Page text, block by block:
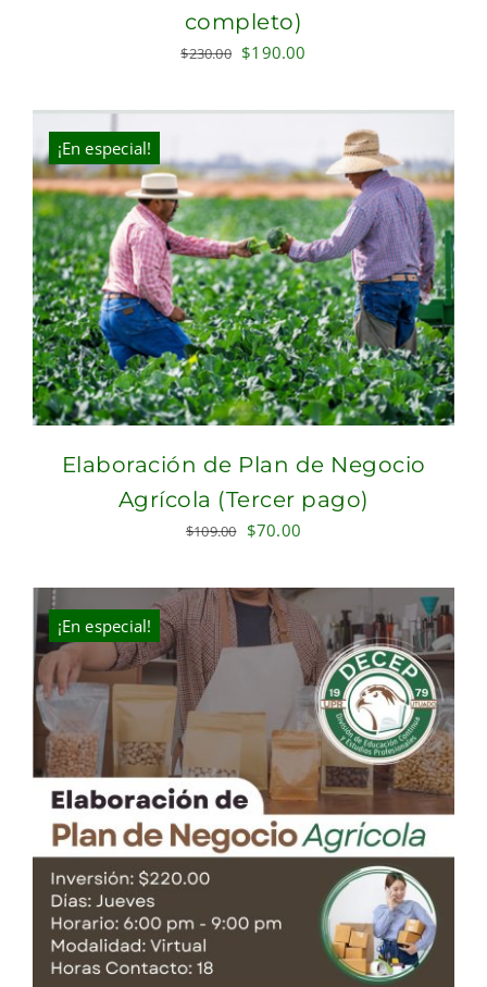
completo)
$230.00 Original
was:
$190.00
is:
$190.00.
¡En especial!
Elaboración de Plan de Negocio
Agrícola (Tercer pago)
$109.00 Original
was:
$109.00.
$70.00
is:
$70.00.
¡En especial!